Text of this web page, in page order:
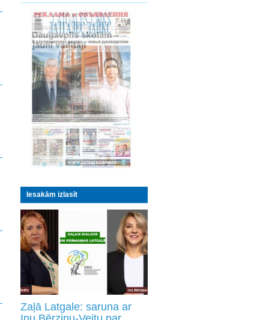
Iesakām izlasīt
Zaļā Latgale: saruna ar